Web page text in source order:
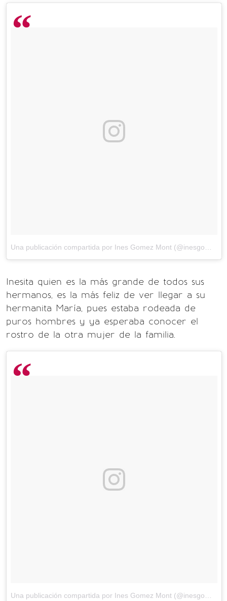
Inesita quien es la más grande de todos sus
hermanos, es la más feliz de ver llegar a su
hermanita María, pues estaba rodeada de
puros hombres y ya esperaba conocer el
rostro de la otra mujer de la familia.